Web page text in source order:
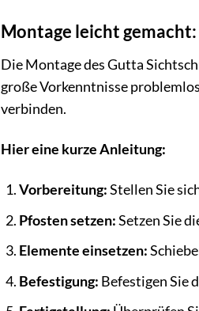
Montage leicht gemacht:
Die Montage des Gutta
große Vorkenntnisse
verbinden.
Hier eine kurze Anleitung:
Vorbereitung:Stellen Sie
Pfosten setzen:Setzen Sie
Elemente einsetzen:
Befestigung: Befestigen Sie